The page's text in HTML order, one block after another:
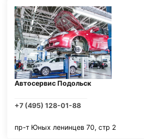
Автосервис Подольск
+7 (495) 128-01-88
пр-т Юных ленинцев 70, стр 2